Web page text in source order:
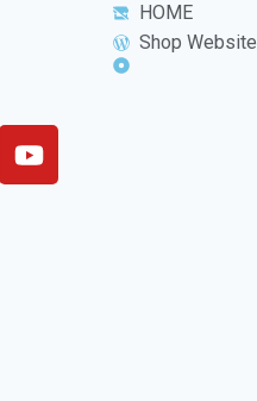
HOME
Shop Website